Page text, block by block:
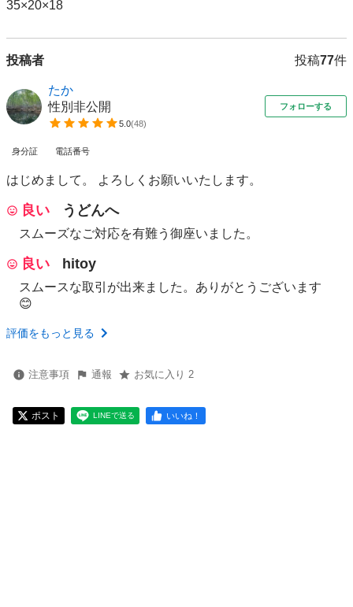
35×20×18
投稿者 投稿77件
たか
性別非公開
5.0(48)
フォローする
身分証 電話番号
はじめまして。 よろしくお願いいたします。
良い うどんへ
スムーズなご対応を有難う御座いました。
良い hitoy
スムースな取引が出来ました。ありがとうございます
😊
評価をもっと見る
注意事項 通報 お気に入り 2
ポスト LINEで送る いいね！